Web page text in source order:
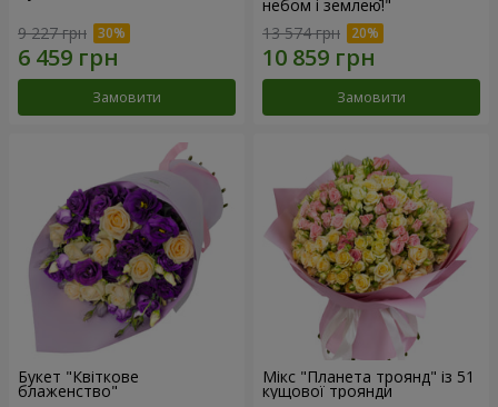
9 227 грн
Замовити
небом і землею!"
13 574 грн
Замовити
Букет "Квіткове
блаженство"
Мікс "Планета троянд" із 51
кущової троянди